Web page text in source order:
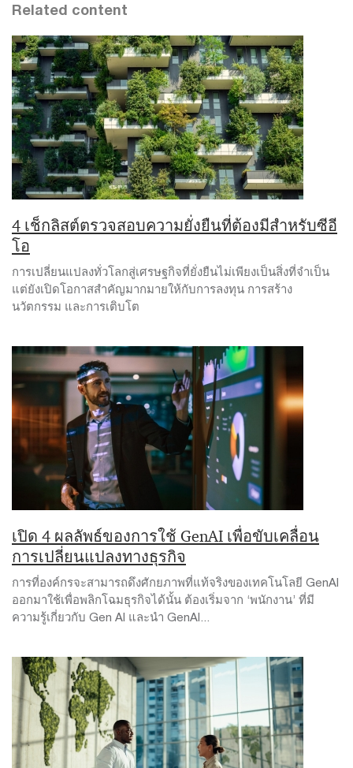
Related content
4 เช็กลิสต์ตรวจสอบความยั่งยืนที่ต้องมีสำหรับซีอี
โอ
การเปลี่ยนแปลงทั่วโลกสู่เศรษฐกิจที่ยั่งยืนไม่เพียงเป็นสิ่งที่จำเป็น
แต่ยังเปิดโอกาสสำคัญมากมายให้กับการลงทุน การสร้าง
นวัตกรรม และการเติบโต
เปิด 4 ผลลัพธ์ของการใช้ GenAI เพื่อขับเคลื่อน
การเปลี่ยนแปลงทางธุรกิจ
การที่องค์กรจะสามารถดึงศักยภาพที่แท้จริงของเทคโนโลยี GenAI
ออกมาใช้เพื่อพลิกโฉมธุรกิจได้นั้น ต้องเริ่มจาก ‘พนักงาน’ ที่มี
ความรู้เกี่ยวกับ Gen AI และนำ GenAI...